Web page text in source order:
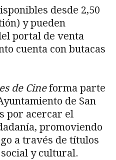
desde 2,50
y pueden
portal de venta
cuenta con butacas
de Cineforma parte
de San
por acercar el
promoviendo
a través de títulos
y cultural.